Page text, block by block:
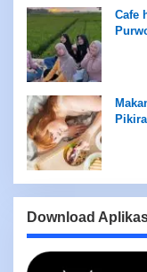
Cafe
Download